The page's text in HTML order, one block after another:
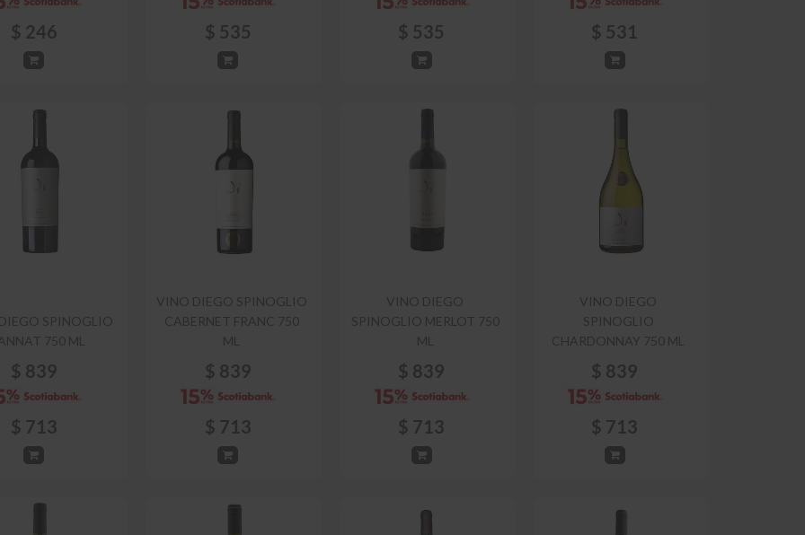
$ 246 $ 535 $ 535 $ 531
SPINOGLIO
750 ML
$ 839
$ 713
VINO DIEGO SPINOGLIO
CABERNET FRANC 750
ML
$ 839
$ 713
VINO DIEGO
SPINOGLIO MERLOT 750
ML
$ 839
$ 713
VINO DIEGO
SPINOGLIO
CHARDONNAY 750 ML
$ 839
$ 713